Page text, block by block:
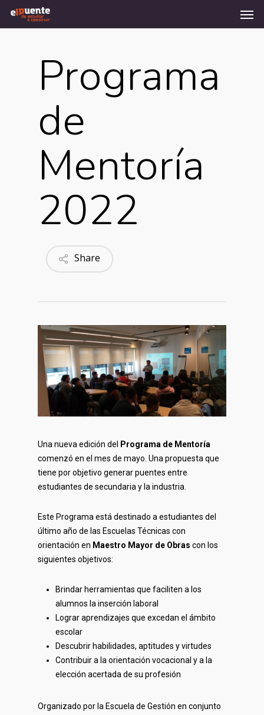
Programa
de
Mentoría
2022
Share
Una nueva edición del
Programa de Mentoría
comenzó en el mes de mayo. Una propuesta que
tiene por objetivo generar puentes entre
estudiantes de secundaria y la industria.
Este Programa está destinado a estudiantes del
último año de las Escuelas Técnicas con
orientación en Maestro Mayor de Obras con los
siguientes objetivos:
Brindar herramientas que faciliten a los
alumnos la inserción laboral
Lograr aprendizajes que excedan el ámbito
escolar
Descubrir habilidades, aptitudes y virtudes
Contribuir a la orientación vocacional y a la
elección acertada de su profesión
Organizado por la Escuela de Gestión en conjunto